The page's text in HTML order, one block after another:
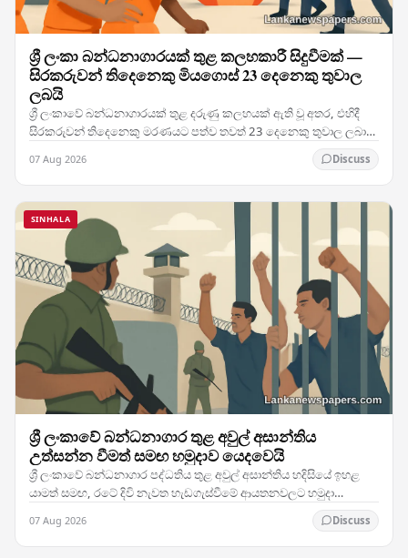
ශ්‍රී ලංකා බන්ධනාගාරයක් තුළ කලහකාරී සිදුවීමක් —
සිරකරුවන් තිදෙනෙකු මියගොස් 23 දෙනෙකු තුවාල
ලබයි
ශ්‍රී ලංකාවේ බන්ධනාගාරයක් තුළ දරුණු කලහයක් ඇති වූ අතර, එහිදී
සිරකරුවන් තිදෙනෙකු මරණයට පත්ව තවත් 23 දෙනෙකු තුවාල ලබා
07 Aug 2026 Discuss
SINHALA
ශ්‍රී ලංකාවේ බන්ධනාගාර තුළ අවුල් අසාන්තිය
උත්සන්න වීමත් සමඟ හමුදාව යෙදවෙයි
ශ්‍රී ලංකාවේ බන්ධනාගාර පද්ධතිය තුළ අවුල් අසාන්තිය හදිසියේ ඉහළ
යාමත් සමඟ, රටේ දිවි නැවත හැඩගැස්වීමේ ආයතනවලට හමුදා
07 Aug 2026 Discuss